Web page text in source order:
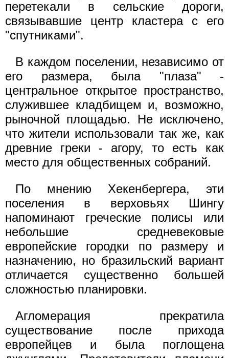
перетекали в сельские дороги,
связывавшие центр кластера с его
"спутниками".
В каждом поселении, независимо от
его размера, была "плаза" -
центральное открытое пространство,
служившее кладбищем и, возможно,
рыночной площадью. Не исключено,
что жители использовали так же, как
древние греки - агору, то есть как
место для общественных собраний.
По мнению Хекенбергера, эти
поселения в верховьях Шингу
напоминают греческие полисы или
небольшие средневековые
европейские городки по размеру и
назначению, но бразильский вариант
отличается существенно большей
сложностью планировки.
Агломерация прекратила
существование после прихода
европейцев и была поглощена